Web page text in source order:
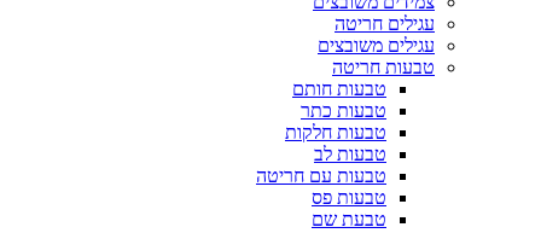
עגילים חריטה
עגילים משובצים
טבעות חריטה
טבעות חותם
טבעות כתר
טבעות חלקות
טבעות לב
טבעות עם חריטה
טבעות פס
טבעת שם